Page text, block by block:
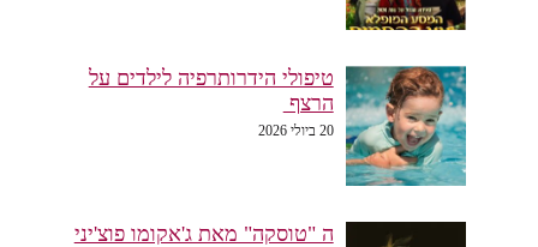
טיפולי הידרותרפיה לילדים על
הרצף
20 ביולי 2026
ה "טוסקה" מאת ג'אקומו פוצ'יני